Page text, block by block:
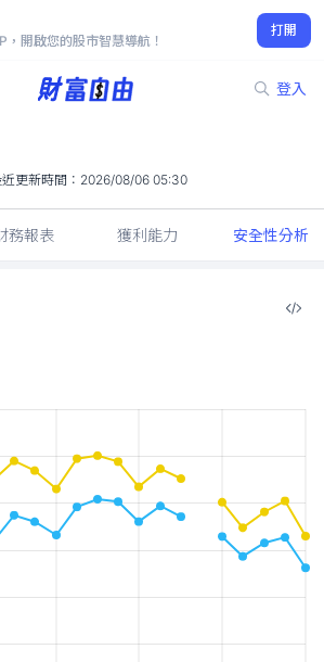
，開啟您的股市智慧導航！
打開
登入
32.15
0.15%
更新時間： 2026/08/06 05:30
務報表 獲利能力 安全性分析